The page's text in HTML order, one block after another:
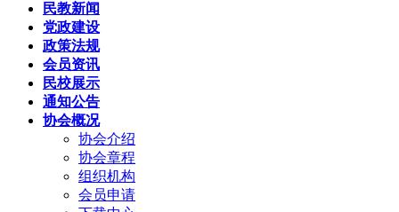
民教新闻
党政建设
政策法规
会员资讯
民校展示
通知公告
协会概况
协会介绍
协会章程
组织机构
会员申请